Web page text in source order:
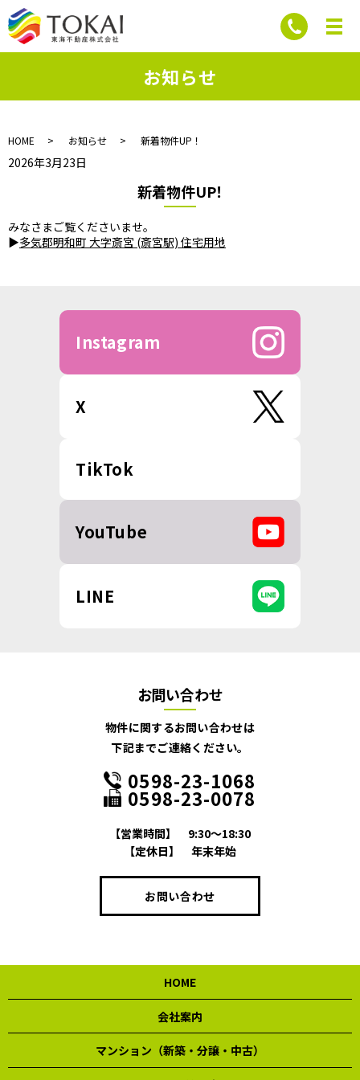
お知らせ
HOME お知らせ 新着物件UP！
2026年3月23日
新着物件UP！
みなさまご覧くださいませ。
▶多気郡明和町 大字斎宮 (斎宮駅) 住宅用地
Instagram
X
TikTok
YouTube
LINE
お問い合わせ
物件に関するお問い合わせは
下記までご連絡ください。
0598-23-1068
0598-23-0078
【営業時間】
9:30～18:30
【定休日】
年末年始
お問い合わせ
HOME
会社案内
マンション（新築・分譲・中古）